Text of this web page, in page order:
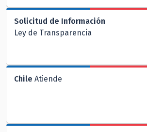
Solicitud de Información
Ley de Transparencia
Chile Atiende